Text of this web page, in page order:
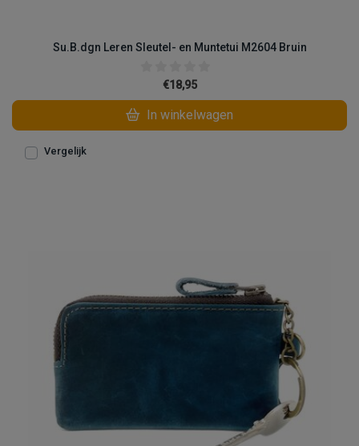
Su.B.dgn Leren Sleutel- en Muntetui M2604 Bruin
€18,95
In winkelwagen
Vergelijk